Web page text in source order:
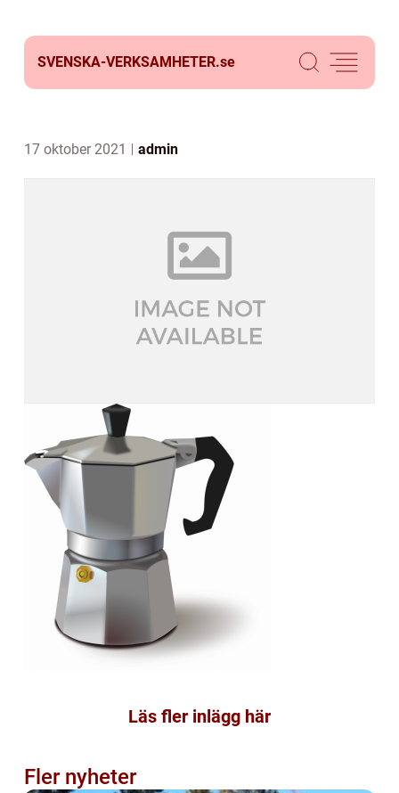
SVENSKA-VERKSAMHETER.se
17 oktober 2021 admin
Läs fler inlägg här
Fler nyheter